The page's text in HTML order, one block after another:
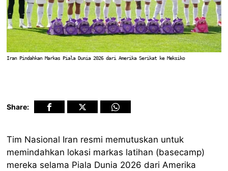
Iran Pindahkan Markas Piala Dunia 2026 dari Amerika Serikat ke Meksiko
Share:
Tim Nasional Iran resmi memutuskan untuk
memindahkan lokasi markas latihan (basecamp)
mereka selama Piala Dunia 2026 dari Amerika